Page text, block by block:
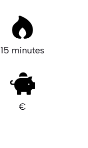
15 minutes
€